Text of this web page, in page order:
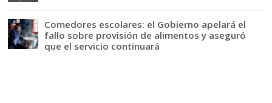
Comedores escolares: el Gobierno apelará el
fallo sobre provisión de alimentos y aseguró
que el servicio continuará